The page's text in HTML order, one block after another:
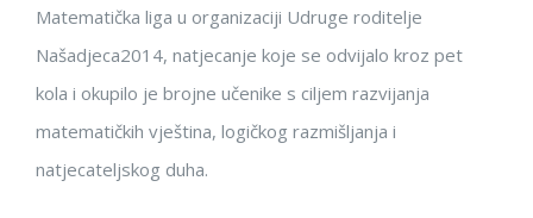
Matematička liga u organizaciji Udruge roditelje
Našadjeca2014, natjecanje koje se odvijalo kroz pet
kola i okupilo je brojne učenike s ciljem razvijanja
matematičkih vještina, logičkog razmišljanja i
natjecateljskog duha.